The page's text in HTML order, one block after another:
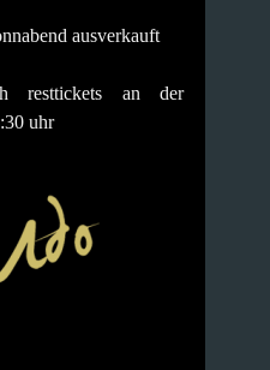
ausverkauft
resttickets an der
uhr